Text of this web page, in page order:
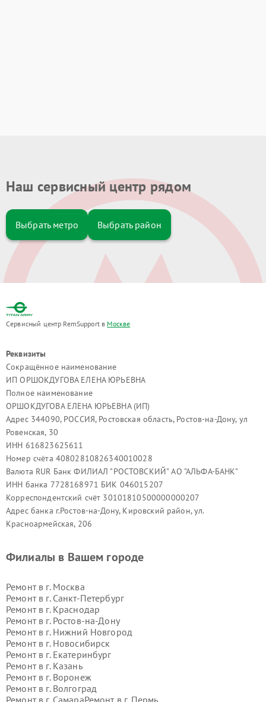
Наш сервисный центр рядом
Выбрать метро Выбрать район
Сервисный центр RemSupport в Москве
Реквизиты
Сокращённое наименование
ИП ОРШОКДУГОВА ЕЛЕНА ЮРЬЕВНА
Полное наименование
ОРШОКДУГОВА ЕЛЕНА ЮРЬЕВНА (ИП)
Адрес 344090, РОССИЯ, Ростовская область, Ростов-на-Дону, ул
Ровенская, 30
ИНН 616823625611
Номер счёта 40802810826340010028
Валюта RUR Банк ФИЛИАЛ "РОСТОВСКИЙ" АО "АЛЬФА-БАНК"
ИНН банка 7728168971 БИК 046015207
Корреспондентский счёт 30101810500000000207
Адрес банка г.Ростов-на-Дону, Кировский район, ул.
Красноармейская, 206
Филиалы в Вашем городе
Ремонт в г. Москва
Ремонт в г. Санкт-Петербург
Ремонт в г. Краснодар
Ремонт в г. Ростов-на-Дону
Ремонт в г. Нижний Новгород
Ремонт в г. Новосибирск
Ремонт в г. Екатеринбург
Ремонт в г. Казань
Ремонт в г. Воронеж
Ремонт в г. Волгоград
Ремонт в г. СамараРемонт в г. Пермь